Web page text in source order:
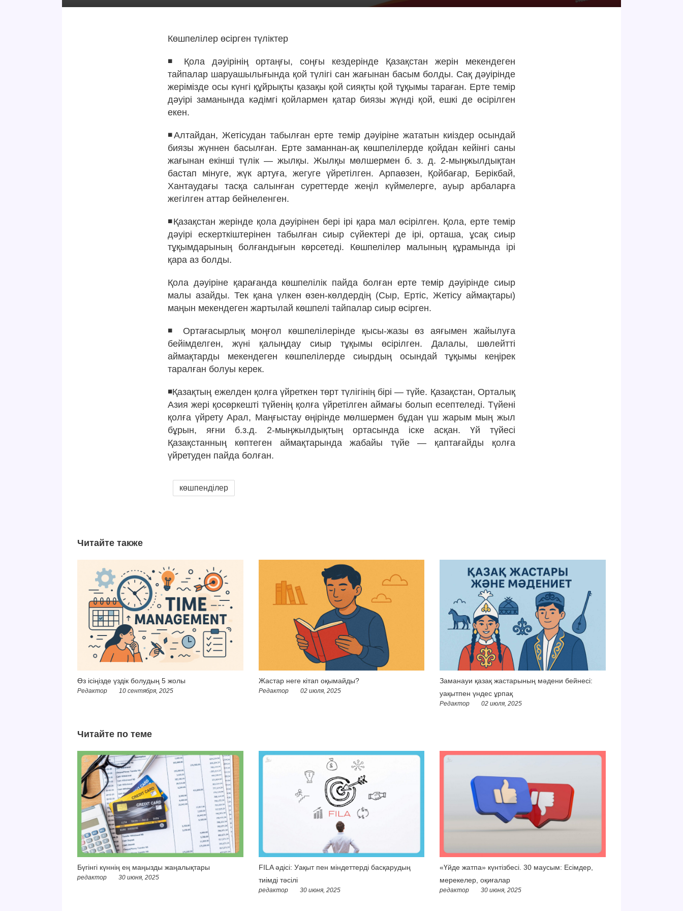
Көшпелілер өсірген түліктер
◾️ Қола дәуірінің ортаңғы, соңғы кездерінде Қазақстан жерін мекендеген
тайпалар шаруашылығында қой түлігі сан жағынан басым болды. Сақ дәуірінде
жерімізде осы күнгі құйрықты қазақы қой сияқты қой тұқымы тараған. Ерте темір
дәуірі заманында кәдімгі қойлармен қатар биязы жүнді қой, ешкі де өсірілген
екен.
◾️Алтайдан, Жетісудан табылған ерте темір дәуіріне жататын киіздер осындай
биязы жүннен басылған. Ерте заманнан-ақ көшпелілерде қойдан кейінгі саны
жағынан екінші түлік — жылқы. Жылқы мөлшермен б. з. д. 2-мыңжылдықтан
бастап мінуге, жүк артуға, жегуге үйретілген. Арпаөзен, Қойбағар, Берікбай,
Хантаудағы тасқа салынған суреттерде жеңіл күймелерге, ауыр арбаларға
жегілген аттар бейнеленген.
◾️Қазақстан жерінде қола дәуірінен бері ірі қара мал өсірілген. Қола, ерте темір
дәуірі ескерткіштерінен табылған сиыр сүйектері де ірі, орташа, ұсақ сиыр
тұқымдарының болғандығын көрсетеді. Көшпелілер малының құрамында ірі
қара аз болды.
Қола дәуіріне қарағанда көшпелілік пайда болған ерте темір дәуірінде сиыр
малы азайды. Тек қана үлкен өзен-көлдердің (Сыр, Ертіс, Жетісу аймақтары)
маңын мекендеген жартылай көшпелі тайпалар сиыр өсірген.
◾️ Ортағасырлық моңғол көшпелілерінде қысы-жазы өз аяғымен жайылуға
бейімделген, жүні қалыңдау сиыр тұқымы өсірілген. Далалы, шөлейтті
аймақтарды мекендеген көшпелілерде сиырдың осындай тұқымы кеңірек
таралған болуы керек.
◾️Қазақтың ежелден қолға үйреткен төрт түлігінің бірі — түйе. Қазақстан, Орталық
Азия жері қосөркешті түйенің қолға үйретілген аймағы болып есептеледі. Түйені
қолға үйрету Арал, Маңғыстау өңірінде мөлшермен бұдан үш жарым мың жыл
бұрын, яғни б.з.д. 2-мыңжылдықтың ортасында іске асқан. Үй түйесі
Қазақстанның көптеген аймақтарында жабайы түйе — қаптағайды қолға
үйретуден пайда болған.
көшпенділер
Читайте также
Өз ісіңізде үздік болудың 5 жолы
Редактор 10 сентября, 2025
Жастар неге кітап оқымайды?
Редактор 02 июля, 2025
Заманауи қазақ жастарының мәдени бейнесі:
уақытпен үндес ұрпақ
Редактор 02 июля, 2025
Читайте по теме
Бүгінгі күннің ең маңызды жаңалықтары
редактор 30 июня, 2025
FILA әдісі: Уақыт пен міндеттерді басқарудың
тиімді тәсілі
редактор 30 июня, 2025
«Үйде жатпа» күнтізбесі. 30 маусым: Есімдер,
мерекелер, оқиғалар
редактор 30 июня, 2025